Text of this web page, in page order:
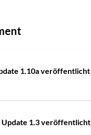
1.10a veröffentlicht
Update 1.3 veröffentlicht